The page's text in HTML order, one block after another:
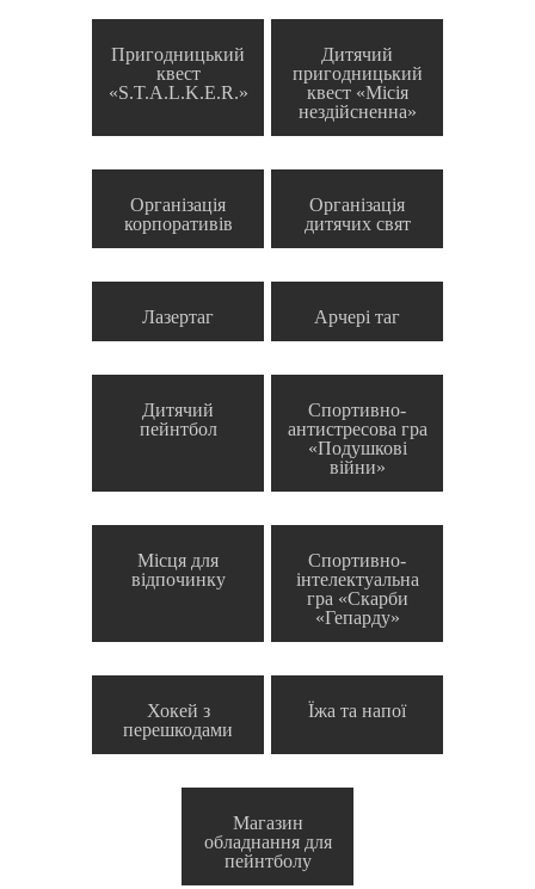
Пригодницький
квест
«S.T.A.L.K.E.R.»
Дитячий
пригодницький
квест «Місія
нездійсненна»
Організація
корпоративів
Організація
дитячих свят
Лазертаг Арчері таг
Дитячий
пейнтбол
Спортивно-
антистресова гра
«Подушкові
війни»
Місця для
відпочинку
Спортивно-
інтелектуальна
гра «Скарби
«Гепарду»
Хокей з
перешкодами
Їжа та напої
Магазин
обладнання для
пейнтболу